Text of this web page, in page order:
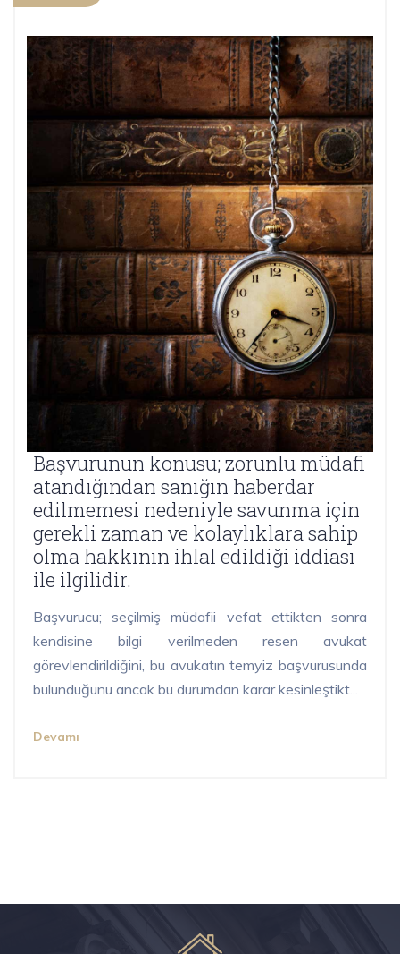
Başvurunun konusu; zorunlu müdafi
atandığından sanığın haberdar
edilmemesi nedeniyle savunma için
gerekli zaman ve kolaylıklara sahip
olma hakkının ihlal edildiği iddiası
ile ilgilidir.
Başvurucu; seçilmiş müdafii vefat ettikten sonra
kendisine bilgi verilmeden resen avukat
görevlendirildiğini, bu avukatın temyiz başvurusunda
bulunduğunu ancak bu durumdan karar kesinleştikt...
Devamı